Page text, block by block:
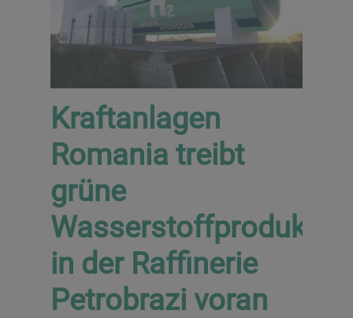
Kraftanlagen
Romania treibt
grüne
in der Raffinerie
Petrobrazi voran